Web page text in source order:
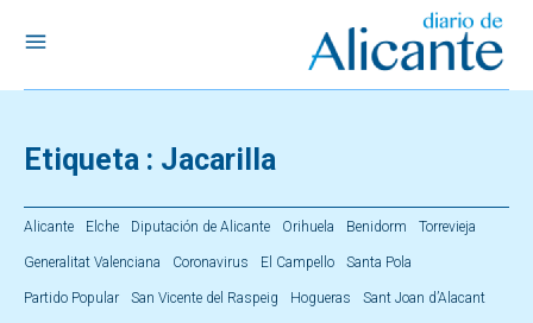
Etiqueta : Jacarilla
Alicante Elche Diputación de Alicante Orihuela Benidorm Torrevieja
Generalitat Valenciana Coronavirus El Campello Santa Pola
Partido Popular San Vicente del Raspeig Hogueras Sant Joan d’Alacant